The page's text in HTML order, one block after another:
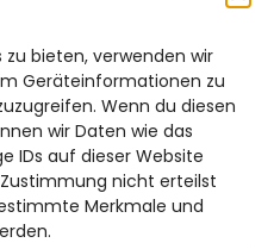
zu bieten, verwenden wir
Geräteinformationen zu
Wenn du diesen
wir Daten wie das
IDs auf dieser Website
nicht erteilst
Merkmale und
FÜR HILDESHEIM